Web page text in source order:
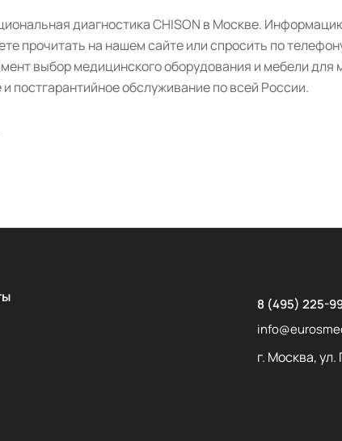
диагностика CHISON в Москве.
прочитать на нашем сайте или спросить по
выбор медицинского оборудования и мебели
постгарантийное обслуживание по всей России.
8 (495) 225-
г. Москва,